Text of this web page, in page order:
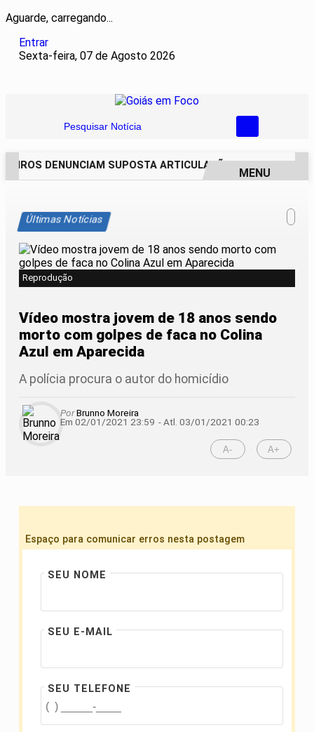
Aguarde, carregando...
Entrar
Sexta-feira, 07 de Agosto 2026
Pesquisar Notícia
DENUNCIAM SUPOSTA ARTICULAÇÃO PARA
MENU
Últimas Notícias
Reprodução
Vídeo mostra jovem de 18 anos sendo
morto com golpes de faca no Colina
Azul em Aparecida
A polícia procura o autor do homicídio
PorBrunno Moreira
Em 02/01/2021 23:59 - Atl. 03/01/2021 00:23
A- A+
Espaço para comunicar erros nesta postagem
SEU NOME
SEU E-MAIL
SEU TELEFONE